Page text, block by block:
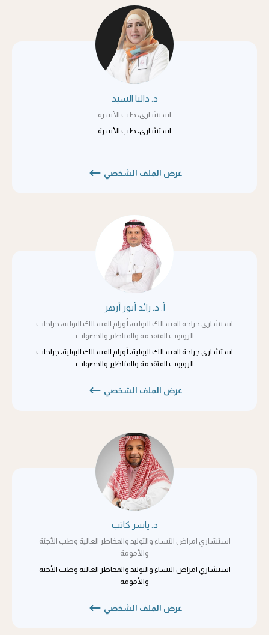
د. داليا السيد
استشاري، طب الأسرة
استشاري، طب الأسرة
عرض الملف الشخصي
أ. د. رائد أنور أزهر
استشاري جراحة المسالك البولية، أورام المسالك البولية، جراحات
الروبوت المتقدمة والمناظير والحصوات
استشاري جراحة المسالك البولية، أورام المسالك البولية، جراحات
الروبوت المتقدمة والمناظير والحصوات
عرض الملف الشخصي
د. ياسر كاتب
استشاري امراض النساء والتوليد والمخاطر العالية وطب الأجنة
والأمومة
استشاري امراض النساء والتوليد والمخاطر العالية وطب الأجنة
والأمومة
عرض الملف الشخصي